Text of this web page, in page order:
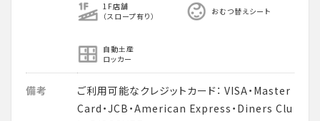
1F店舗
（スロープ有り）
おむつ替えシート
自動土産
ロッカー
備考
ご利用可能なクレジットカード： VISA・Master
Card・JCB・American Express・Diners Clu